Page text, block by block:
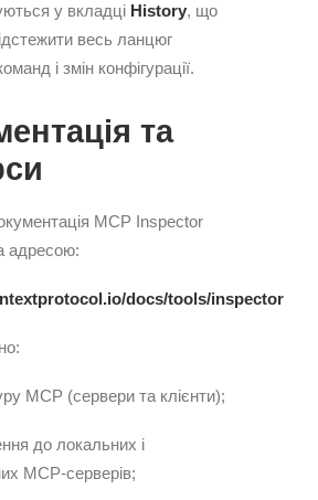
у вкладці History, що
весь ланцюг
і змін конфігурації.
та
MCP Inspector
адресою:
docs/tools/inspector
MCP (сервери та клієнти);
до локальних і
MCP-серверів;